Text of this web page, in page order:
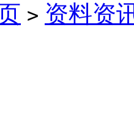
> 资料资